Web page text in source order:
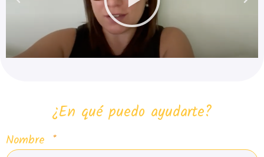
¿En qué puedo ayudarte?
Nombre